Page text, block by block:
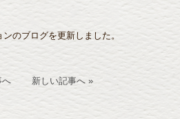
のブログを更新しました。
へ 新しい記事へ »